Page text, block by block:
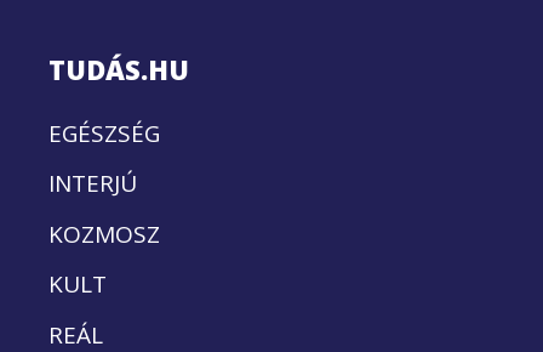
TUDÁS.HU
EGÉSZSÉG
INTERJÚ
KOZMOSZ
KULT
REÁL